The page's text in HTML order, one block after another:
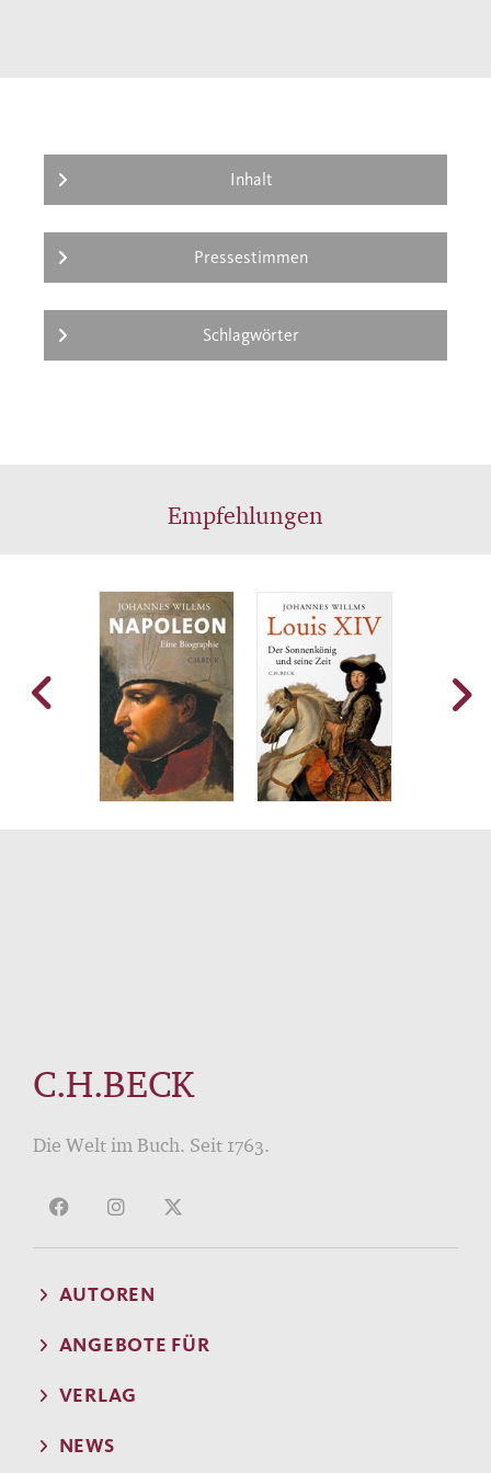
Inhalt
Pressestimmen
Schlagwörter
Empfehlungen
C.H.BECK
Die Welt im Buch. Seit 1763.
AUTOREN
ANGEBOTE FÜR
VERLAG
NEWS